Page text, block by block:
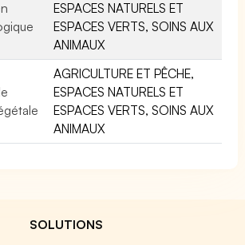
ESPACES NATURELS ET
ESPACES VERTS, SOINS AUX
ANIMAUX
AGRICULTURE ET PÊCHE,
ESPACES NATURELS ET
ESPACES VERTS, SOINS AUX
ANIMAUX
SOLUTIONS